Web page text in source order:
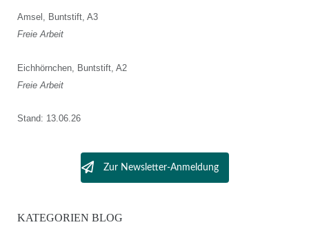
Amsel, Buntstift, A3
Freie Arbeit
Eichhörnchen, Buntstift, A2
Freie Arbeit
Stand: 13.06.26
Zur Newsletter-Anmeldung
KATEGORIEN BLOG